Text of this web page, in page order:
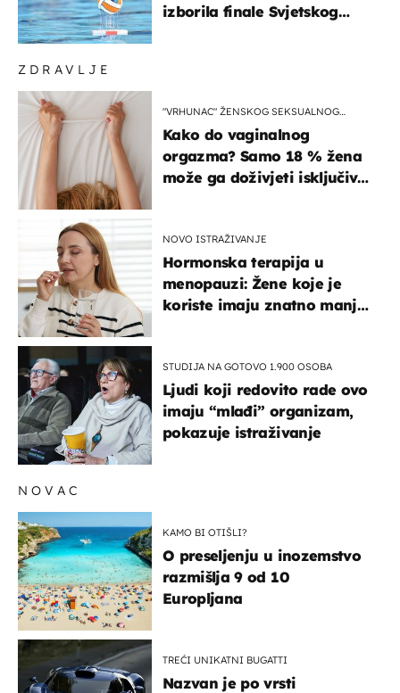
ZDRAVLJE
"VRHUNAC" ŽENSKOG SEKSUALNOG
Kako do vaginalnog
orgazma? Samo 18 % žena
može ga doživjeti isključivo
NOVO ISTRAŽIVANJE
Hormonska terapija u
menopauzi: Žene koje je
koriste imaju znatno manji
STUDIJA NA GOTOVO 1.900 OSOBA
Ljudi koji redovito rade ovo
imaju “mlađi” organizam,
pokazuje istraživanje
izborila finale Svjetskog
NOVAC
KAMO BI OTIŠLI?
O preseljenju u inozemstvo
razmišlja 9 od 10
Europljana
TREĆI UNIKATNI BUGATTI
Nazvan je po vrsti